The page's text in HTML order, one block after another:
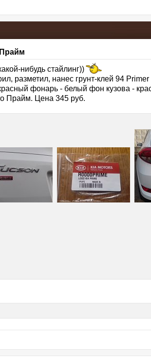
нибудь стайлинг))
разметил, нанес грунт-клей 94
фонарь - белый фон кузова -
Прайм. Цена 345 руб.